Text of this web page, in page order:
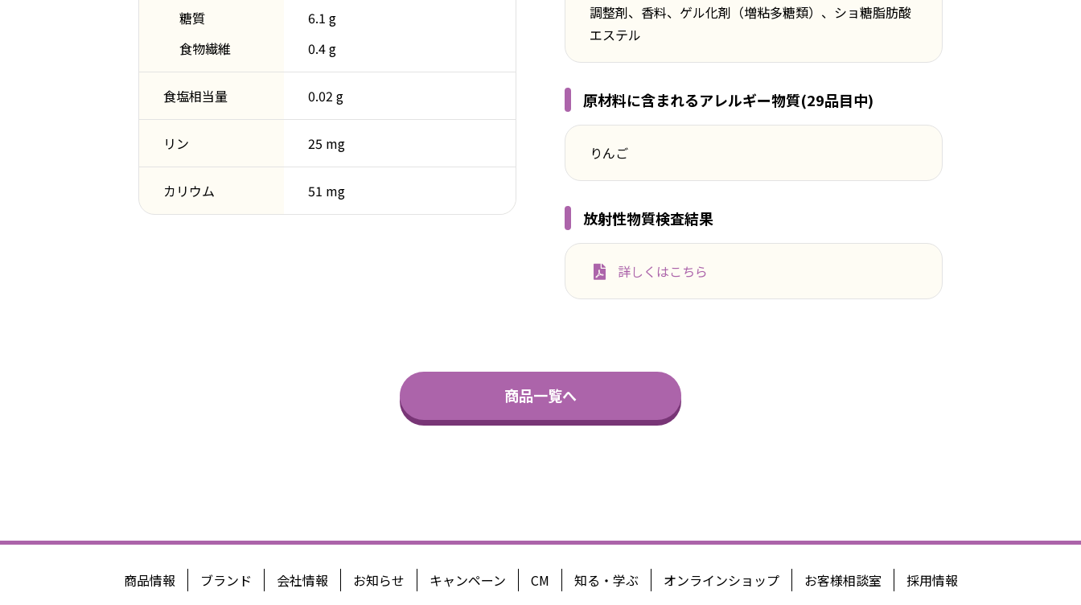
糖質
6.1 g
食物繊維
0.4 g
食塩相当量 0.02 g
リン 25 mg
カリウム 51 mg
調整剤、香料、ゲル化剤（増粘多糖類）、ショ糖脂肪酸
エステル
原材料に含まれるアレルギー物質(29品目中)
りんご
放射性物質検査結果
詳しくはこちら
商品一覧へ
商品情報 ブランド 会社情報 お知らせ キャンペーン CM 知る・学ぶ オンラインショップ お客様相談室 採用情報